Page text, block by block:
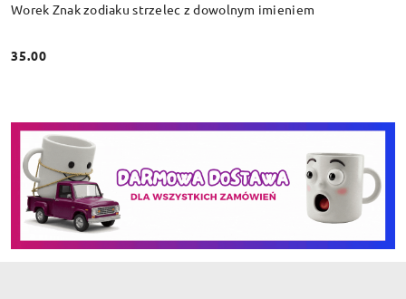
Worek Znak zodiaku strzelec z dowolnym imieniem
Cena:
35.00